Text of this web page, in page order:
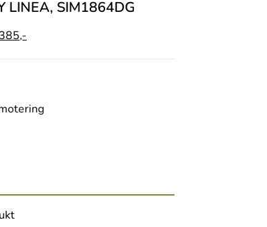
LINEA, SIM1864DG